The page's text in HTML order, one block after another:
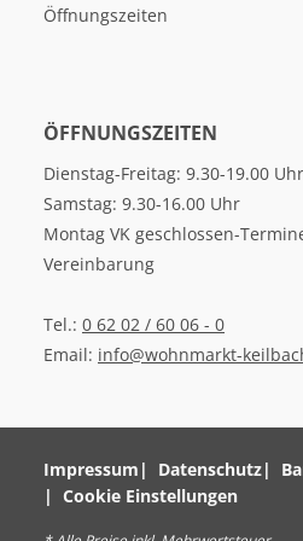
Öffnungszeiten
ÖFFNUNGSZEITEN
Dienstag-Freitag: 9.30-19.00 Uhr
Samstag: 9.30-16.00 Uhr
Montag VK geschlossen-
Vereinbarung
Tel.: 0 62 02 / 60 06 - 0
Email: info@wohnmarkt-
Impressum Datenschutz
Cookie Einstellungen